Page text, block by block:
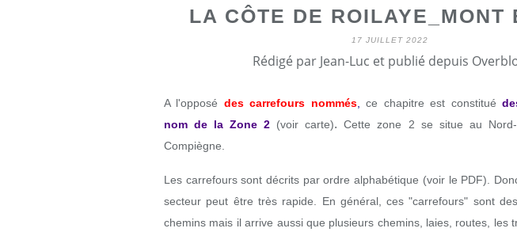
LA CÔTE DE ROILAYE_MONT
17 JUILLET 2022
Rédigé par Jean-Luc et publié depuis
A l'opposé des carrefours nommés, ce chapitre est constitué
nom de la Zone 2 (voir carte).Cette zone 2 se situe au
Compiègne.
Les carrefours sont décrits par ordre alphabétique (voir le PDF).
secteur peut être très rapide. En général, ces "carrefours" sont
chemins mais il arrive aussi que plusieurs chemins, laies, routes, les